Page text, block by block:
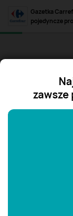
Gazetka
pojedyncze
zawsze
"/>